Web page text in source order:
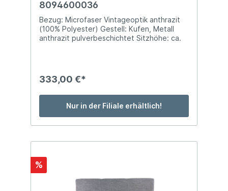
8094600036
Bezug: Microfaser Vintageoptik anthrazit
(100% Polyester) Gestell: Kufen, Metall
anthrazit pulverbeschichtet Sitzhöhe: ca.
(120kg p.P.)
333,00 €*
Nur in der Filiale erhältlich!
%